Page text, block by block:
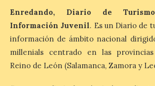
7 Ago 2026
León es la provincia más
económica (116€/noche),
pero también una de las
de alojamientos libres.
Enredando, Diario de
Información Juvenil. Es un Diario de
información de ámbito nacional
millenials centrado en las
Reino de León (Salamanca, Zamora y